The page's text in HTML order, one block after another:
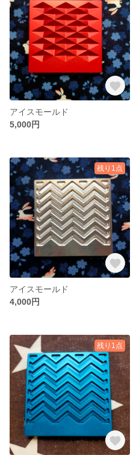
アイスモールド
5,000円
残り1点
アイスモールド
4,000円
残り1点